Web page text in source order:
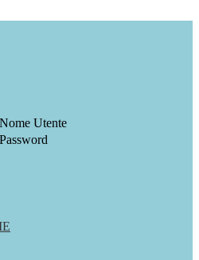
Nome Utente
Password